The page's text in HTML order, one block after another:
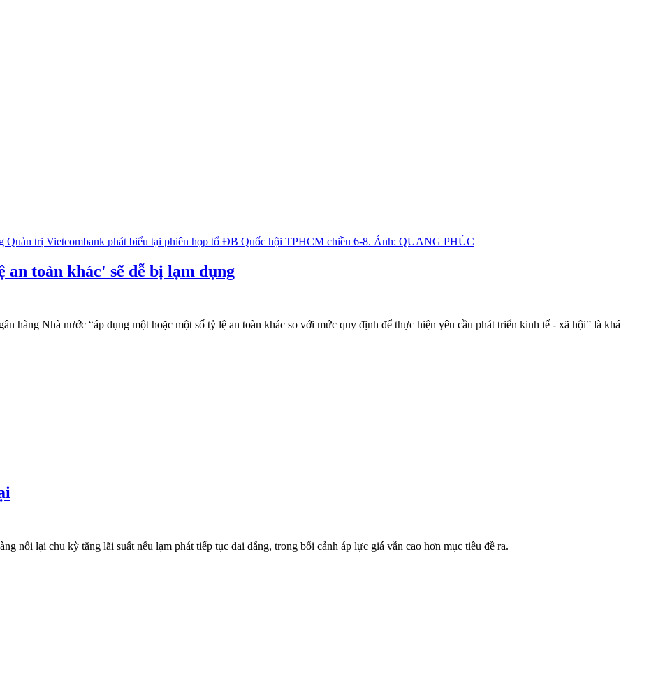
toàn khác' sẽ dễ bị lạm dụng
hàng Nhà nước “áp dụng một hoặc một số tỷ lệ an toàn khác so với mức quy định để thực hiện yêu cầu phát triển kinh tế - xã hội” là khá
nối lại chu kỳ tăng lãi suất nếu lạm phát tiếp tục dai dẳng, trong bối cảnh áp lực giá vẫn cao hơn mục tiêu đề ra.